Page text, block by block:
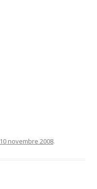
10 novembre 2008.